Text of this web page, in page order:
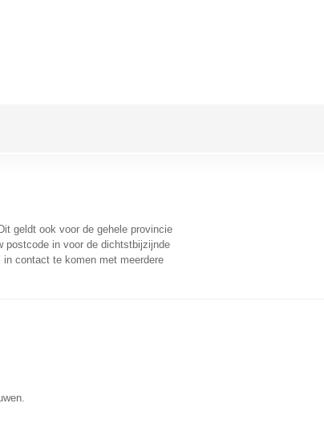
geldt ook voor de gehele provincie
postcode in voor de dichtstbijzijnde
contact te komen met meerdere